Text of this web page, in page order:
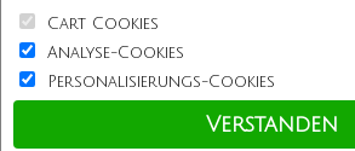
Information
Kundenservice
Cart Cookies
Analyse-Cookies
Personalisierungs-Cookies
Verstanden